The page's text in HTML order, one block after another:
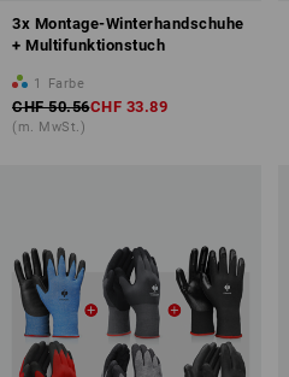
3x Montage-Winterhandschuhe
+ Multifunktionstuch
1 Farbe
CHF 50.56CHF 33.89
(m. MwSt.)